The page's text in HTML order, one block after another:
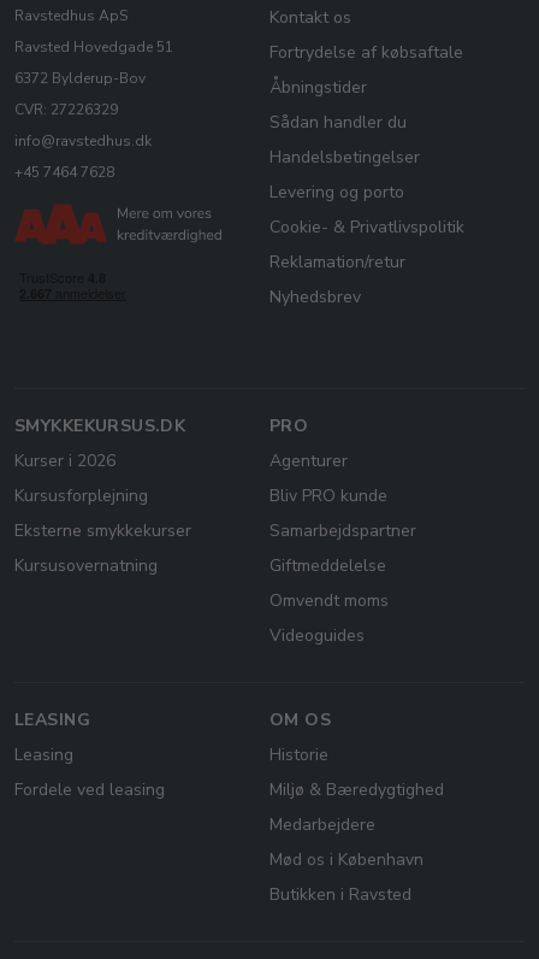
Ravstedhus ApS
Ravsted Hovedgade 51
6372 Bylderup-Bov
CVR: 27226329
info@ravstedhus.dk
+45 7464 7628
Kontakt os
Fortrydelse af købsaftale
Åbningstider
Sådan handler du
Handelsbetingelser
Levering og porto
Cookie- & Privatlivspolitik
Reklamation/retur
Nyhedsbrev
SMYKKEKURSUS.DK
Kurser i 2026
Kursusforplejning
Eksterne smykkekurser
Kursusovernatning
PRO
Agenturer
Bliv PRO kunde
Samarbejdspartner
Giftmeddelelse
Omvendt moms
Videoguides
LEASING
Leasing
Fordele ved leasing
OM OS
Historie
Miljø & Bæredygtighed
Medarbejdere
Mød os i København
Butikken i Ravsted